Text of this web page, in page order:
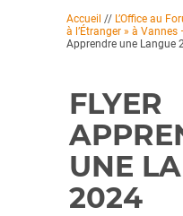
Accueil // L’Office au
à l’Étranger » à
Apprendre une Langue
FLYER
UNE
2024